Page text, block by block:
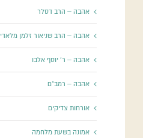
אהבה – הרב דסלר
אהבה – הרב שניאור זלמן מלאדי
אהבה – ר' יוסף אלבו
אהבה – רמב"ם
אורחות צדיקים
אמונה בשעת מלחמה